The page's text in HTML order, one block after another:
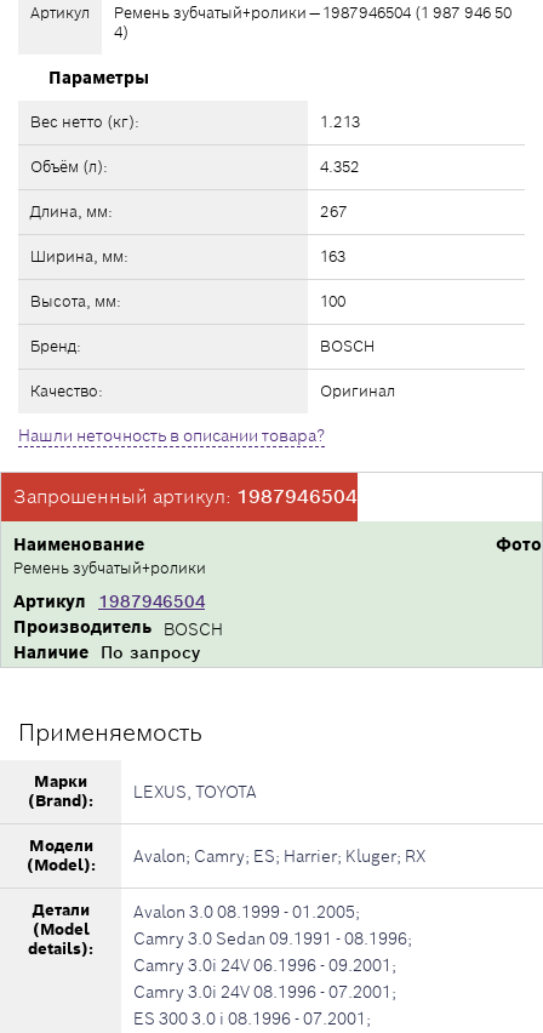
Артикул
Ремень зубчатый+ролики — 1987946504 (1 987 946 50
4)
Параметры
Вес нетто (кг): 1.213
Объём (л): 4.352
Длина, мм: 267
Ширина, мм: 163
Высота, мм: 100
Бренд: BOSCH
Качество: Оригинал
Нашли неточность в описании товара?
Запрошенный артикул: 1987946504
Фото
Производитель BOSCH
Артикул 1987946504
Наименование
Ремень зубчатый+ролики
Наличие По запросу
Применяемость
Марки
(Brand):
LEXUS, TOYOTA
Модели
(Model):
Avalon; Camry; ES; Harrier; Kluger; RX
Детали
(Model
details):
Avalon 3.0 08.1999 - 01.2005;
Camry 3.0 Sedan 09.1991 - 08.1996;
Camry 3.0i 24V 06.1996 - 09.2001;
Camry 3.0i 24V 08.1996 - 07.2001;
ES 300 3.0 i 08.1996 - 07.2001;